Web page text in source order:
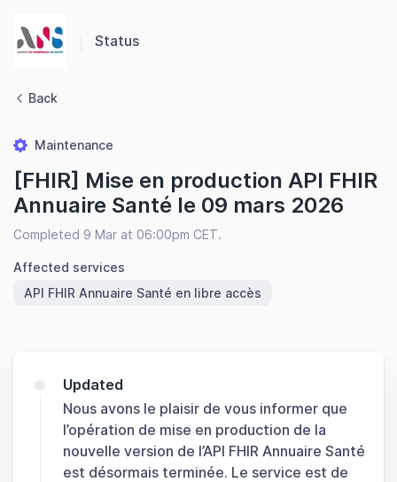
Status
Back
Maintenance
[FHIR] Mise en production API FHIR
Annuaire Santé le 09 mars 2026
Completed 9 Mar at 06:00pm CET.
Affected services
API FHIR Annuaire Santé en libre accès
Updated
Nous avons le plaisir de vous informer que
l’opération de mise en production de la
nouvelle version de l’API FHIR Annuaire Santé
est désormais terminée. Le service est de